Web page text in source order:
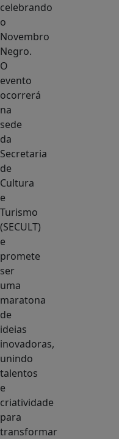
celebrando
o
Novembro
Negro.
O
evento
ocorrerá
na
sede
da
Secretaria
de
Cultura
e
Turismo
(SECULT)
e
promete
ser
uma
maratona
de
ideias
inovadoras,
unindo
talentos
e
criatividade
para
transformar